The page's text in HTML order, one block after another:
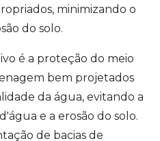
minimizando o
do solo.
é a proteção do meio
bem projetados
da água, evitando a
e a erosão do solo.
de bacias de